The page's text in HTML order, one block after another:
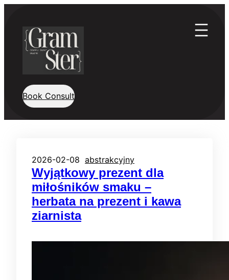
Book Consult
2026-02-08 abstrakcyjny
Wyjątkowy prezent dla
miłośników smaku –
herbata na prezent i kawa
ziarnista